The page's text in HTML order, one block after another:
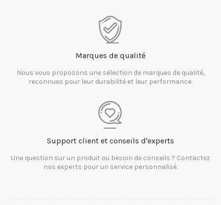
Marques de qualité
Nous vous proposons une sélection de marques de qualité,
reconnues pour leur durabilité et leur performance.
Support client et conseils d'experts
Une question sur un produit ou besoin de conseils ? Contactez
nos experts pour un service personnalisé.